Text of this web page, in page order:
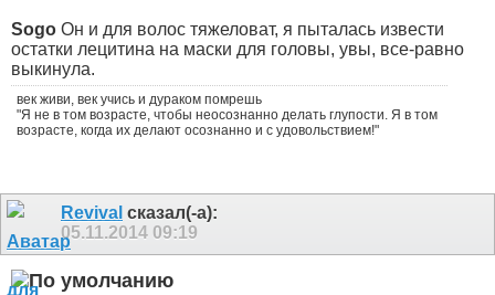
Sogo Он и для волос тяжеловат, я пыталась извести
остатки лецитина на маски для головы, увы, все-равно
выкинула.
век живи, век учись и дураком помрешь
"Я не в том возрасте, чтобы неосознанно делать глупости. Я в том
возрасте, когда их делают осознанно и с удовольствием!"
Revival сказал(-а):
05.11.2014 09:19